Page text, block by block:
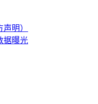
明）
据曝光